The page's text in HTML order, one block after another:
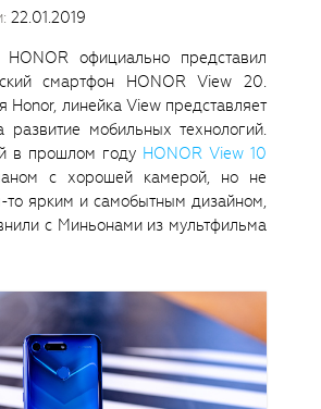
22.01.2019
официально представил
смартфон HONOR View 20.
Honor, линейка View представляет
развитие мобильных технологий.
в прошлом году HONOR View 10
с хорошей камерой, но не
то ярким и самобытным дизайном,
с Миньонами из мультфильма